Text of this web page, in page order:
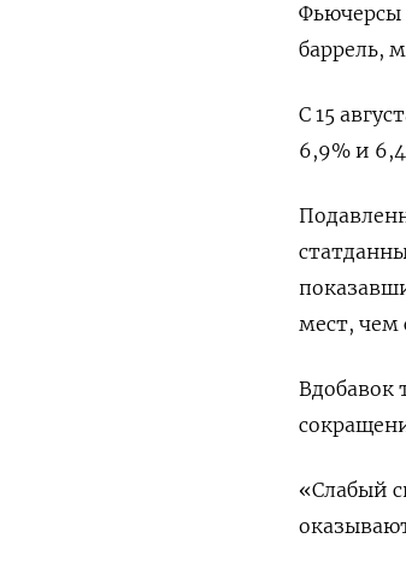
Фьючерсы
баррель,
С 15
6,9% и
мест, чем
Вдобавок
«Слабый